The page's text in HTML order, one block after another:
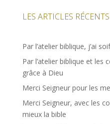
LES ARTICLES RÉCENTS
Par l’atelier biblique, j’ai
Par l’atelier biblique et les
grâce à Dieu
Merci Seigneur pour les
Merci Seigneur, avec les
mieux la bible